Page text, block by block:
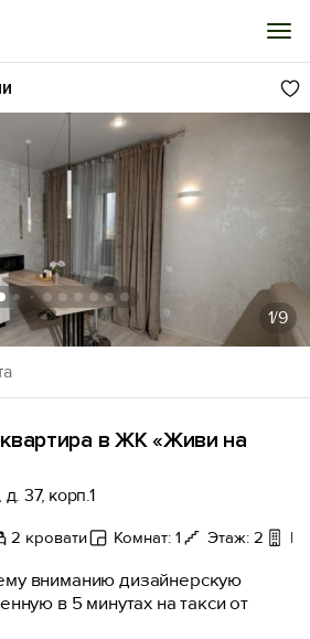
объект
1/9
в ЖК «Живи на
37, корп.1
2 кровати Комнат: 1 Этаж: 2
вниманию дизайнерскую
в 5 минутах на такси от